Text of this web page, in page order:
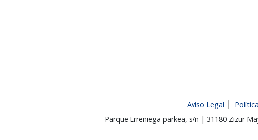
Aviso Legal
Parque Erreniega parkea, s/n | 31180 Zizur